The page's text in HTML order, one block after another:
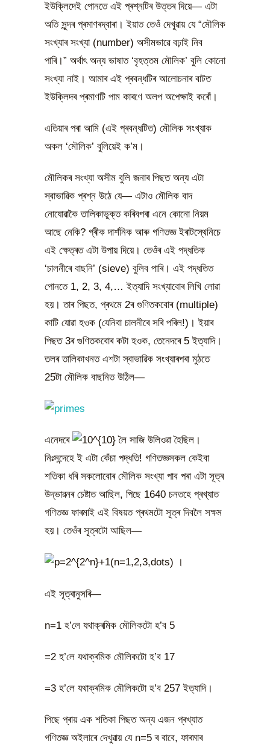
ইউক্লিদেই পোনতে এই প্ৰশ্নটিৰ উত্তৰ দিয়ে— এটা
অতি সুন্দৰ প্ৰমাণৰদ্বাৰা। ইয়াত তেওঁ দেখুৱায় যে “মৌলিক
সংখ্যাৰ সংখ্যা (number) অসীমভাৱে বঢ়াই নিব
পাৰি।” অৰ্থাৎ অন্য ভাষাত ‘বৃহত্তম মৌলিক’ বুলি কোনো
সংখ্যা নাই। আমাৰ এই প্ৰবন্ধটিৰ আলোচনাৰ বাটত
ইউক্লিদৰ প্ৰমাণটি পাম কাৰণে অলপ অপেক্ষাই কৰোঁ।
এতিয়াৰ পৰা আমি (এই প্ৰবন্ধটিত) মৌলিক সংখ্যাক
অকল ‘মৌলিক’ বুলিয়েই ক’ম।
মৌলিকৰ সংখ্যা অসীম বুলি জনাৰ পিছত অন্য এটা
স্বাভাৱিক প্ৰশ্ন উঠে যে— এটাও মৌলিক বাদ
নোযোৱাকৈ তালিকাভুক্ত কৰিবপৰা এনে কোনো নিয়ম
আছে নেকি? গ্ৰীক দাৰ্শনিক আৰু গণিতজ্ঞ ইৰাটস্থেনিচে
এই ক্ষেত্ৰত এটা উপায় দিয়ে। তেওঁৰ এই পদ্ধতিক
‘চালনীৰে বাছনি’ (sieve) বুলিব পাৰি। এই পদ্ধতিত
পোনতে 1, 2, 3, 4,… ইত্যাদি সংখ্যাবোৰ লিখি লোৱা
হয়। তাৰ পিছত, প্ৰথমে 2ৰ গুণিতকবোৰ (multiple)
কাটি যোৱা হওক (যেনিবা চালনীৰে সৰি পৰিল!)। ইয়াৰ
পিছত 3ৰ গুণিতকবোৰ কটা হওক, তেনেদৰে 5 ইত্যাদি।
তলৰ তালিকাখনত এশটা স্বাভাৱিক সংখ্যাৰপৰা মুঠতে
25টা মৌলিক বাছনিত উঠিল—
এনেদৰে
লৈ সাজি উলিওৱা হৈছিল।
নিঃসন্দেহে ই এটা কেঁচা পদ্ধতি! গণিতজ্ঞসকল কেইবা
শতিকা ধৰি সকলোবোৰ মৌলিক সংখ্যা পাব পৰা এটা সূত্ৰ
উদ্ভাৱনৰ চেষ্টাত আছিল, পিছে 1640 চনতহে প্ৰখ্যাত
গণিতজ্ঞ ফাৰমাই এই বিষয়ত প্ৰথমটো সূত্ৰ দিবলৈ সক্ষম
হয়। তেওঁৰ সূত্ৰটো আছিল—
।
এই সূত্ৰানুসৰি—
n=1 হ’লে যথাক্ৰমিক মৌলিকটো হ’ব 5
=2 হ’লে যথাক্ৰমিক মৌলিকটো হ’ব 17
=3 হ’লে যথাক্ৰমিক মৌলিকটো হ’ব 257 ইত্যাদি।
পিছে প্ৰায় এক শতিকা পিছত অন্য এজন প্ৰখ্যাত
গণিতজ্ঞ অইলাৰে দেখুৱায় যে n=5 ৰ বাবে, ফাৰমাৰ